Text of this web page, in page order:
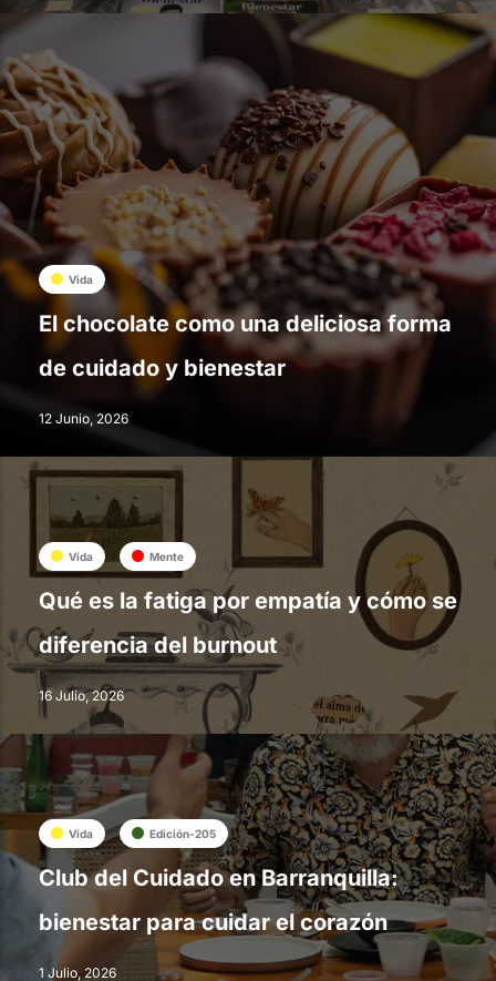
Vida
El chocolate como una deliciosa forma
de cuidado y bienestar
12 Junio, 2026
Vida Mente
Qué es la fatiga por empatía y cómo se
diferencia del burnout
16 Julio, 2026
Vida Edición-205
Club del Cuidado en Barranquilla:
bienestar para cuidar el corazón
1 Julio, 2026